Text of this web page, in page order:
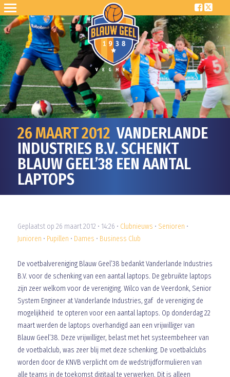
26 MAART 2012 VANDERLANDE
INDUSTRIES B.V. SCHENKT
BLAUW GEEL’38 EEN AANTAL
LAPTOPS
Geplaatst op 26 maart 2012 • 14:26 • Clubnieuws • Senioren •
Junioren • Pupillen • Dames • Business Club
De voetbalvereniging Blauw Geel’38 bedankt Vanderlande Industries
B.V. voor de schenking van een aantal laptops. De gebruikte laptops
zijn zeer welkom voor de vereniging. Wilco van de Veerdonk, Senior
System Engineer at Vanderlande Industries, gaf de vereniging de
mogelijkheid te opteren voor een aantal laptops. Op donderdag 22
maart werden de laptops overhandigd aan een vrijwilliger van
Blauw Geel’38. Deze vrijwilliger, belast met het systeembeheer van
de voetbalclub, was zeer blij met deze schenking. De voetbalclubs
worden door de KNVB verplicht om de wedstrijdformulieren van
alle teams in de toekomst digitaal te verwerken. Dit is alleen